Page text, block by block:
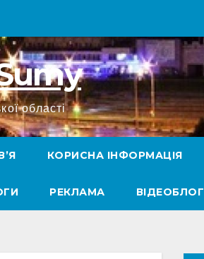
області
КОРИСНА ІНФОРМАЦІЯ
РЕКЛАМА ВІДЕОБЛОГ